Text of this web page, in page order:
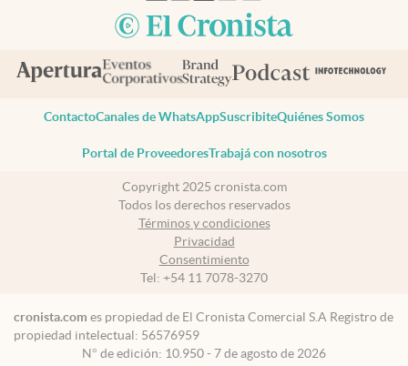
ContactoCanales de WhatsAppSuscribiteQuiénes Somos
Portal de ProveedoresTrabajá con nosotros
Copyright 2025 cronista.com
Todos los derechos reservados
Términos y condiciones
Privacidad
Consentimiento
Tel: +54 11 7078-3270
cronista.com es propiedad de El Cronista Comercial S.A Registro de
propiedad intelectual: 56576959
N° de edición: 10.950 - 7 de agosto de 2026